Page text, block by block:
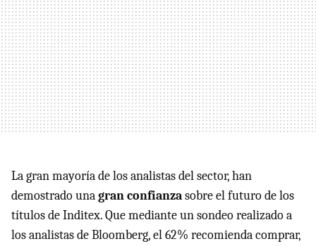
La gran mayoría de los analistas del sector, han
demostrado unagran confianzasobre el futuro de los
títulos de Inditex. Que mediante un sondeo realizado a
los analistas de Bloomberg, el 62% recomienda comprar,